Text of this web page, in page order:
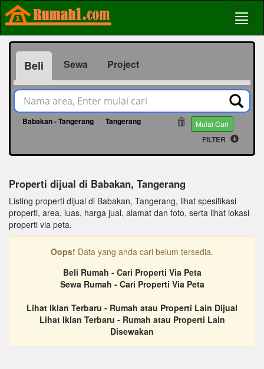
Beli Sewa Project
Babakan - Tangerang Tangerang Mulai Cari
FILTER
Properti dijual di Babakan, Tangerang
Listing properti dijual di Babakan, Tangerang, lihat spesifikasi
properti, area, luas, harga jual, alamat dan foto, serta lihat lokasi
properti via peta.
Oops! Data yang anda cari belum tersedia.
Beli Rumah - Cari Properti Via Peta
Sewa Rumah - Cari Properti Via Peta
Lihat Iklan Terbaru - Rumah atau Properti Lain Dijual
Lihat Iklan Terbaru - Rumah atau Properti Lain
Disewakan